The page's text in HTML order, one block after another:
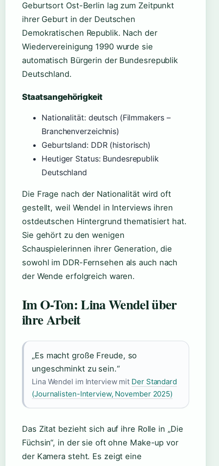
Geburtsort Ost-Berlin lag zum Zeitpunkt
ihrer Geburt in der Deutschen
Demokratischen Republik. Nach der
Wiedervereinigung 1990 wurde sie
automatisch Bürgerin der Bundesrepublik
Deutschland.
Staatsangehörigkeit
Nationalität: deutsch (Filmmakers –
Branchenverzeichnis)
Geburtsland: DDR (historisch)
Heutiger Status: Bundesrepublik
Deutschland
Die Frage nach der Nationalität wird oft
gestellt, weil Wendel in Interviews ihren
ostdeutschen Hintergrund thematisiert hat.
Sie gehört zu den wenigen
Schauspielerinnen ihrer Generation, die
sowohl im DDR-Fernsehen als auch nach
der Wende erfolgreich waren.
Im O-Ton: Lina Wendel über
ihre Arbeit
„Es macht große Freude, so
ungeschminkt zu sein.“
Lina Wendel im Interview mit Der Standard
(Journalisten-Interview, November 2025)
Das Zitat bezieht sich auf ihre Rolle in „Die
Füchsin“, in der sie oft ohne Make-up vor
der Kamera steht. Es zeigt eine